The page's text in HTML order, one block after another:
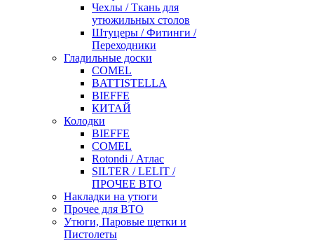
Чехлы / Ткань для
утюжильных столов
Штуцеры / Фитинги /
Переходники
Гладильные доски
COMEL
BATTISTELLA
BIEFFE
КИТАЙ
Колодки
BIEFFE
COMEL
Rotondi / Атлас
SILTER / LELIT /
ПРОЧЕЕ ВТО
Накладки на утюги
Прочее для ВТО
Утюги, Паровые щетки и
Пистолеты